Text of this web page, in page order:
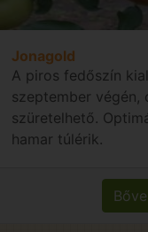
Jonagold
A piros fedőszín
szeptember végén,
szüretelhető.
hamar túlérik.